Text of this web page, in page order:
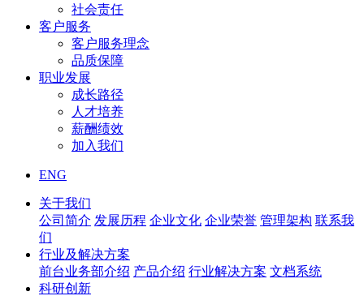
社会责任
客户服务
客户服务理念
品质保障
职业发展
成长路径
人才培养
薪酬绩效
加入我们
ENG
关于我们
公司简介 发展历程 企业文化 企业荣誉 管理架构 联系我
们
行业及解决方案
前台业务部介绍 产品介绍 行业解决方案 文档系统
科研创新